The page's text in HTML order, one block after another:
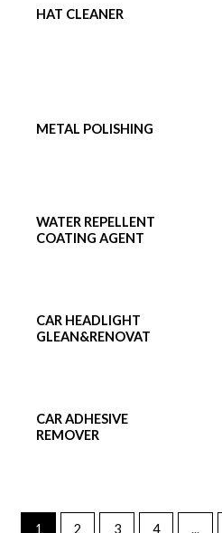
HAT CLEANER
METAL POLISHING
WATER REPELLENT
COATING AGENT
CAR HEADLIGHT
GLEAN&RENOVAT
CAR ADHESIVE
REMOVER
1 2 3 4 ...